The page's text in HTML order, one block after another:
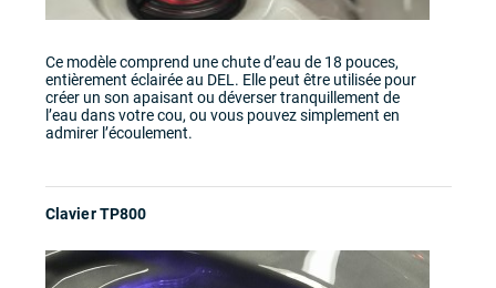
Ce modèle comprend une chute d’eau de 18 pouces,
entièrement éclairée au DEL. Elle peut être utilisée pour
créer un son apaisant ou déverser tranquillement de
l’eau dans votre cou, ou vous pouvez simplement en
admirer l’écoulement.
Clavier TP800